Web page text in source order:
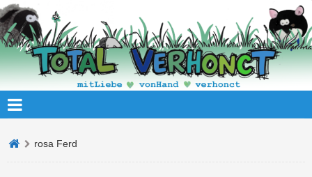
rosa Ferd